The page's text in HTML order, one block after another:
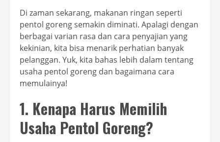
Di zaman sekarang, makanan ringan seperti
pentol goreng semakin diminati. Apalagi dengan
berbagai varian rasa dan cara penyajian yang
kekinian, kita bisa menarik perhatian banyak
pelanggan. Yuk, kita bahas lebih dalam tentang
usaha pentol goreng dan bagaimana cara
memulainya!
1. Kenapa Harus Memilih
Usaha Pentol Goreng?